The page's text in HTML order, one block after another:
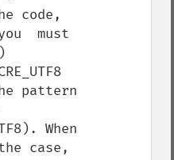
must
pattern
case,